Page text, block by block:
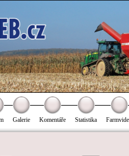
Galerie Komentáře Statistika